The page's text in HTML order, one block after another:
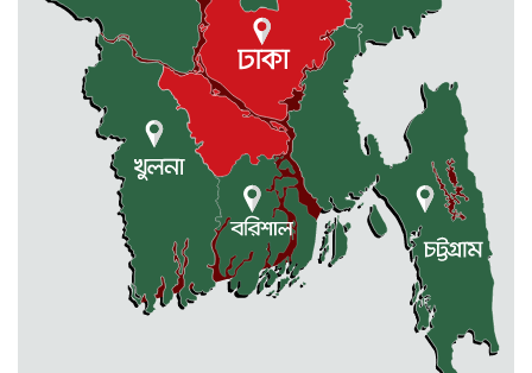
মোহনগঞ্জে কর্মস্থলেই অসুস্থ- রক্তবমির পর
প্রাণ গেল স্বাস্থ্য কর্মকর্তার
কুড়িগ্রামে বন্যাদুর্গতদের জন্য বরাদ্দকৃত
৩০ মেট্রিক টন চাল,একমুঠোও জোটেনি
ক্ষতিগ্রস্ত মানুষের ভাগ্যে
জুলাই ব্যবসা ও হাদি ব্যবসা চালু রাখতে
হবে: মাহমুদা মিতু